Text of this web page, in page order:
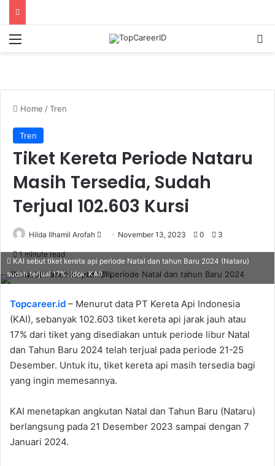
Menu
Home /Tren
Tren
Tiket Kereta Periode Nataru
Masih Tersedia, Sudah
Terjual 102.603 Kursi
Hilda Ilhamil Arofah
Send
email
November 13, 2023 0 3
1 minute read
KAI sebut tiket kereta api periode Natal dan tahun Baru 2024 (Nataru)
sudah terjual 17%. (dok. KAI)
Topcareer.id – Menurut data PT Kereta Api Indonesia
(KAI), sebanyak 102.603 tiket kereta api jarak jauh atau
17% dari tiket yang disediakan untuk periode libur Natal
dan Tahun Baru 2024 telah terjual pada periode 21-25
Desember. Untuk itu, tiket kereta api masih tersedia bagi
yang ingin memesannya.
KAI menetapkan angkutan Natal dan Tahun Baru (Nataru)
berlangsung pada 21 Desember 2023 sampai dengan 7
Januari 2024.